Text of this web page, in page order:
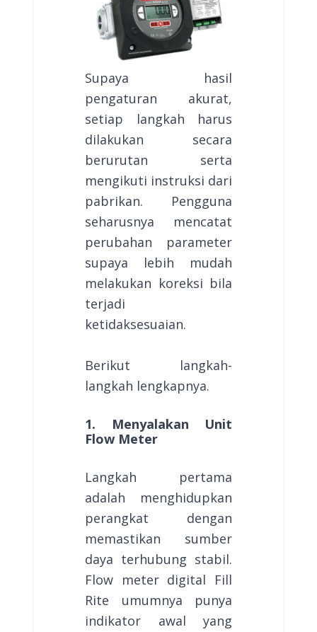
Supaya hasil
pengaturan akurat,
setiap langkah harus
dilakukan secara
berurutan serta
mengikuti instruksi dari
pabrikan. Pengguna
seharusnya mencatat
perubahan parameter
supaya lebih mudah
melakukan koreksi bila
terjadi
ketidaksesuaian.
Berikut langkah-
langkah lengkapnya.
1. Menyalakan Unit
Flow Meter
Langkah pertama
adalah menghidupkan
perangkat dengan
memastikan sumber
daya terhubung stabil.
Flow meter digital Fill
Rite umumnya punya
indikator awal yang